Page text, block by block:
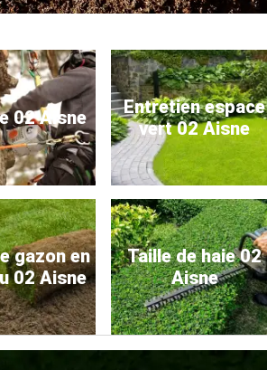
02 Aisne
Entretien espace
vert 02 Aisne
gazon en
02 Aisne
Taille de haie 02
Aisne